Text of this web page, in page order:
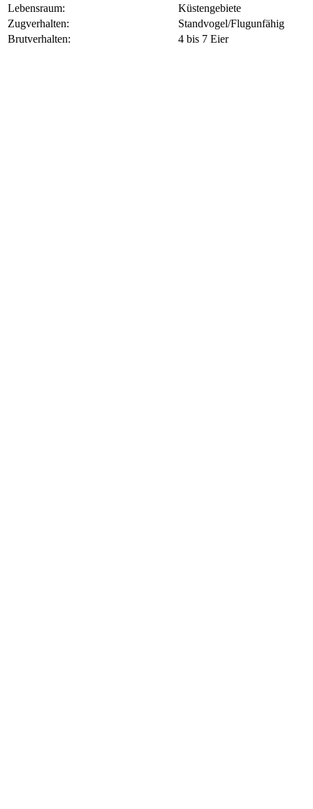
Lebensraum:
Küstengebiete
Zugverhalten:
Standvogel/Flugunfähig
Brutverhalten:
4 bis 7 Eier